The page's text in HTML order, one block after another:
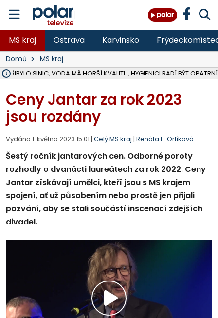
MS kraj Ostrava Karvinsko
Domů MS kraj
PŘIBYLO SINIC, VODA MÁ HORŠÍ KVALITU, HYGIENICI RADÍ BÝT OPATRNÍ
Ceny Jantar za rok 2023
jsou rozdány
Vydáno 1. května 2023 15:01 | Celý MS kraj | Renáta E. Orlíková
Šestý ročník jantarových cen. Odborné poroty
rozhodly o dvanácti laureátech za rok 2022. Ceny
Jantar získávají umělci, kteří jsou s MS krajem
spojení, ať už působením nebo prostě jen přijali
pozvání, aby se stali součástí inscenací zdejších
divadel.
Přehrát